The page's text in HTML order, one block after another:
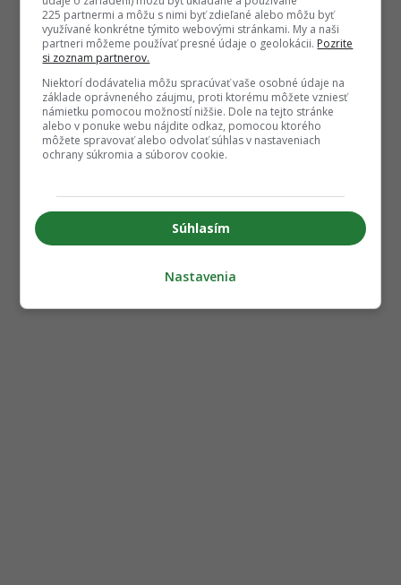
225 partnermi a môžu s nimi byť zdieľané alebo môžu byť
využívané konkrétne týmito webovými stránkami. My a naši
partneri môžeme používať presné údaje o geolokácii. Pozrite
si zoznam partnerov.
Niektorí dodávatelia môžu spracúvať vaše osobné údaje na
základe oprávneného záujmu, proti ktorému môžete vzniesť
námietku pomocou možností nižšie. Dole na tejto stránke
alebo v ponuke webu nájdite odkaz, pomocou ktorého
môžete spravovať alebo odvolať súhlas v nastaveniach
ochrany súkromia a súborov cookie.
Súhlasím
Nastavenia